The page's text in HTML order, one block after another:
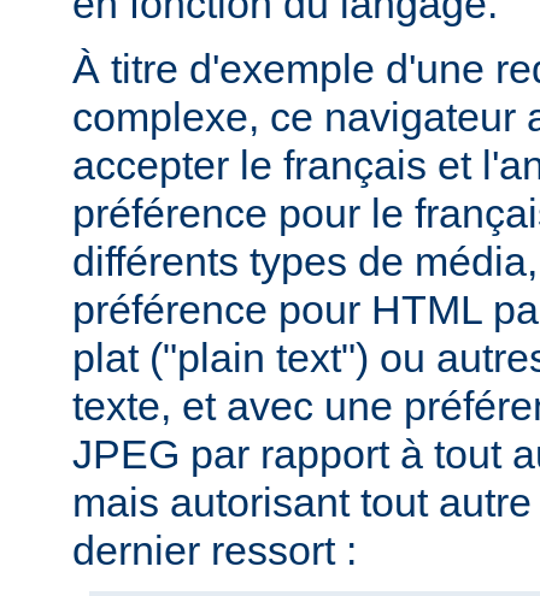
À titre d'exemple d'une
complexe, ce navigateur
accepter le français et
préférence pour le
différents types de
préférence pour HTML
plat ("plain text") ou
texte, et avec une
JPEG par rapport à tout
mais autorisant tout
dernier ressort :